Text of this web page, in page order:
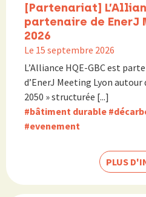
[Partenariat]
partenaire de EnerJ
2026
Le 15 septembre 2026
L’Alliance HQE-GBC est
d’EnerJ Meeting Lyon
2050 » structurée [...]
#bâtiment durable
#evenement
PLUS